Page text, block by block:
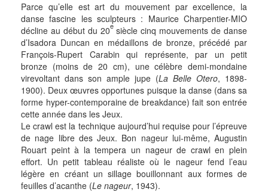
Parce qu’elle est art du mouvement par excellence, la
danse fascine les sculpteurs : Maurice Charpentier-MIO
décline au début du 20esiècle cinq mouvements de danse
d’Isadora Duncan en médaillons de bronze, précédé par
François-Rupert Carabin qui représente, par un petit
bronze (moins de 20 cm), une célèbre demi-mondaine
virevoltant dans son ample jupe (La Belle Otero, 1898-
1900). Deux œuvres opportunes puisque la danse (dans sa
forme hyper-contemporaine de breakdance) fait son entrée
cette année dans les Jeux.
Le crawl est la technique aujourd’hui requise pour l’épreuve
de nage libre des Jeux. Bon nageur lui-même, Augustin
Rouart peint à la tempera un nageur de crawl en plein
effort. Un petit tableau réaliste où le nageur fend l’eau
légère en créant un sillage bouillonnant aux formes de
feuilles d’acanthe (Le nageur, 1943).